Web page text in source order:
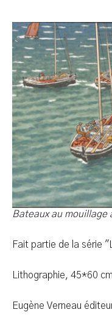
Cliquer
Bateaux au mouillage
Fait partie de la série
Lithographie, 45*60 cm
Eugène Verneau